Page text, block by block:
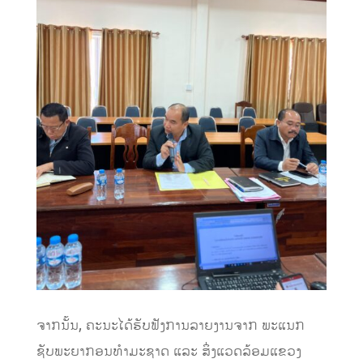
ຈາກນັ້ນ, ຄະນະໄດ້ຮັບຟັງການລາຍງານຈາກ ພະແນກ
ຊັບພະຍາກອນທຳມະຊາດ ແລະ ສິ່ງແວດລ້ອມແຂວງ